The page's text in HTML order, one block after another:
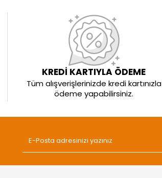
KREDİ KARTIYLA ÖDEME
Tüm alışverişlerinizde kredi kartınızla
ödeme yapabilirsiniz.